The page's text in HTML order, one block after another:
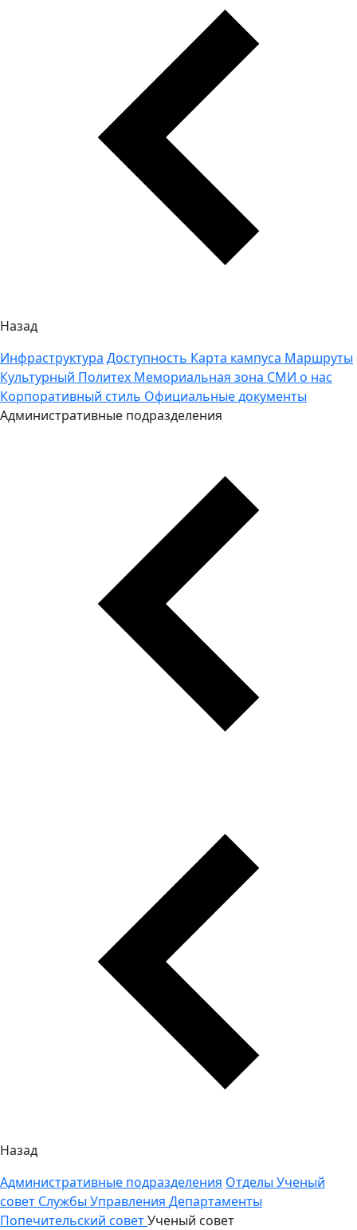
Назад
Инфраструктура Доступность Карта кампуса Маршруты
Культурный Политех Мемориальная зона СМИ о нас
Корпоративный стиль Официальные документы
Административные подразделения
Назад
Административные подразделения Отделы Ученый
совет Службы Управления Департаменты
Попечительский советУченый совет